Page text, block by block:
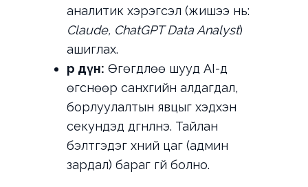
аналитик хэрэгсэл (жишээ нь:
Claude, ChatGPT Data Analyst)
ашиглах.
Үр дүн: Өгөгдлөө шууд AI-д
өгснөөр санхүүгийн алдагдал,
борлуулалтын явцыг хэдхэн
секундэд дүгнүүлнэ. Тайлан
бэлтгэдэг хүний цаг (админ
зардал) бараг үгүй болно.